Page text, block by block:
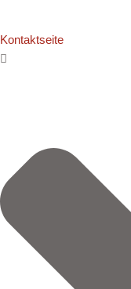
Kontaktseite